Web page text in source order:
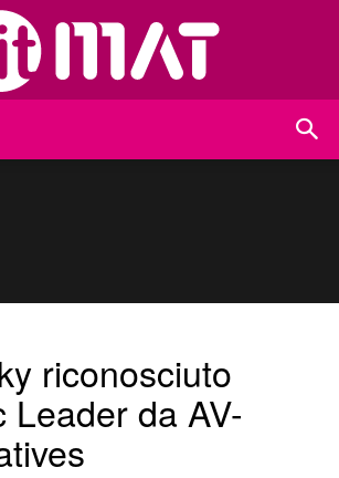
riconosciuto
Leader da AV-